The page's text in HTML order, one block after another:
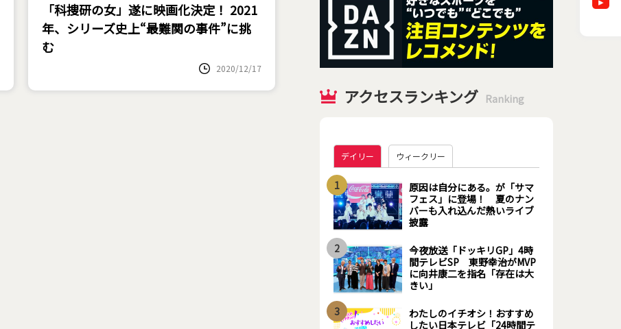
「科捜研の女」遂に映画化決定！ 2021
年、シリーズ史上“最難関の事件”に挑
む
2020/12/17
アクセスランキング Ranking
デイリー ウィークリー
1
原因は自分にある。が「サマ
フェス」に登場！ 夏のナン
バーも入れ込んだ熱いライブ
披露
2
今夜放送「ドッキリGP」4時
間テレビSP 東野幸治がMVP
に向井康二を指名「存在は大
きい」
3
わたしのイチオシ！おすすめ
したい日本テレビ「24時間テ